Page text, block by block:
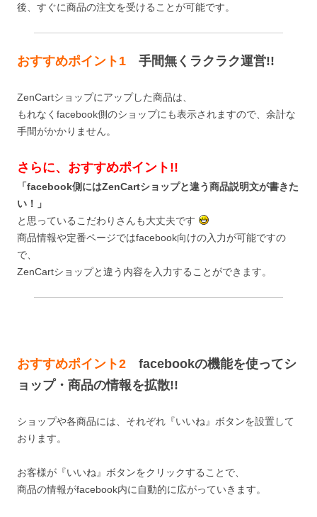
後、すぐに商品の注文を受けることが可能です。
おすすめポイント1 手間無くラクラク運営!!
ZenCartショップにアップした商品は、
もれなくfacebook側のショップにも表示されますので、余計な
手間がかかりません。
さらに、おすすめポイント!!
「facebook側にはZenCartショップと違う商品説明文が書きた
い！」
と思っているこだわりさんも大丈夫です
商品情報や定番ページではfacebook向けの入力が可能ですの
で、
ZenCartショップと違う内容を入力することができます。
おすすめポイント2 facebookの機能を使ってシ
ョップ・商品の情報を拡散!!
ショップや各商品には、それぞれ『いいね』ボタンを設置して
おります。
お客様が『いいね』ボタンをクリックすることで、
商品の情報がfacebook内に自動的に広がっていきます。